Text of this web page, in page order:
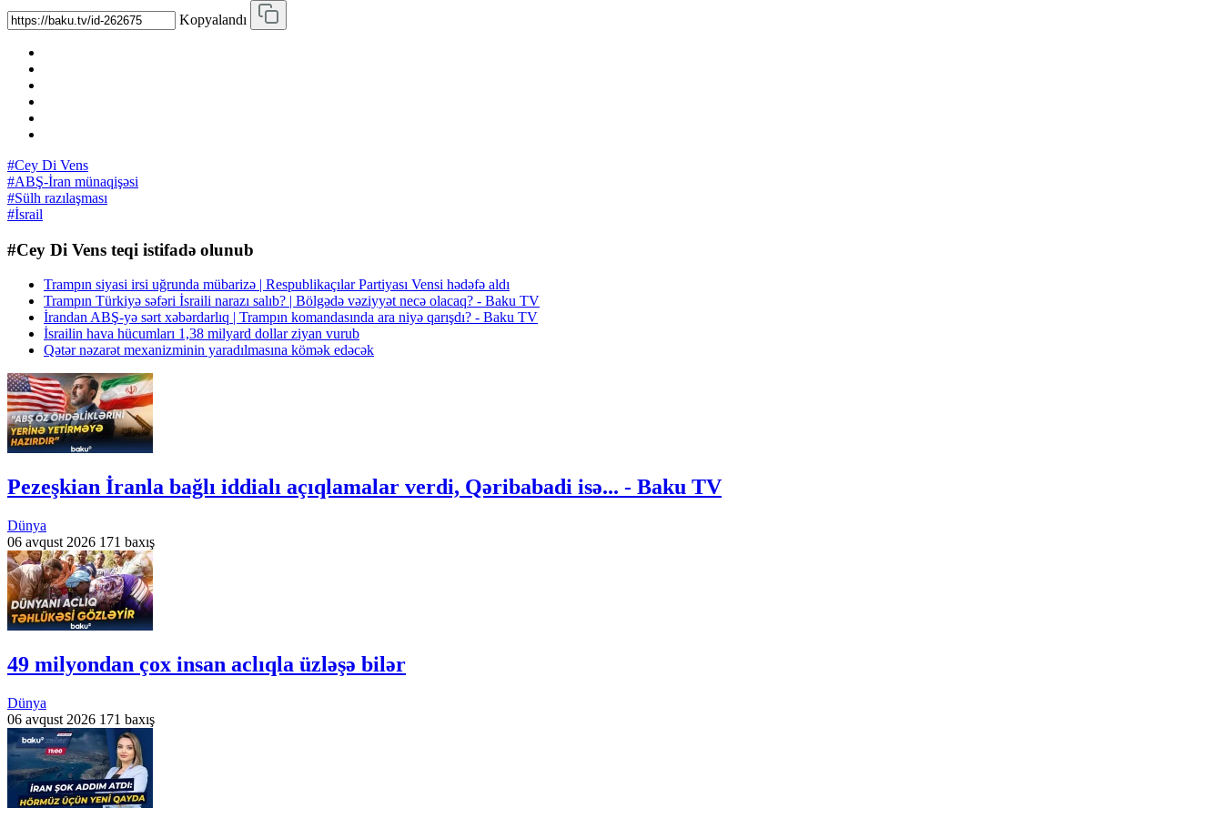
Kopyalandı
#Cey Di Vens
#ABŞ-İran münaqişəsi
#Sülh razılaşması
#İsrail
#Cey Di Vens teqi istifadə olunub
Trampın siyasi irsi uğrunda mübarizə | Respublikaçılar Partiyası Vensi hədəfə aldı
Trampın Türkiyə səfəri İsraili narazı salıb? | Bölgədə vəziyyət necə olacaq? - Baku TV
İrandan ABŞ-yə sərt xəbərdarlıq | Trampın komandasında ara niyə qarışdı? - Baku TV
İsrailin hava hücumları 1,38 milyard dollar ziyan vurub
Qətər nəzarət mexanizminin yaradılmasına kömək edəcək
Pezeşkian İranla bağlı iddialı açıqlamalar verdi, Qəribabadi isə... - Baku TV
Dünya
06 avqust 2026 171 baxış
49 milyondan çox insan aclıqla üzləşə bilər
Dünya
06 avqust 2026 171 baxış